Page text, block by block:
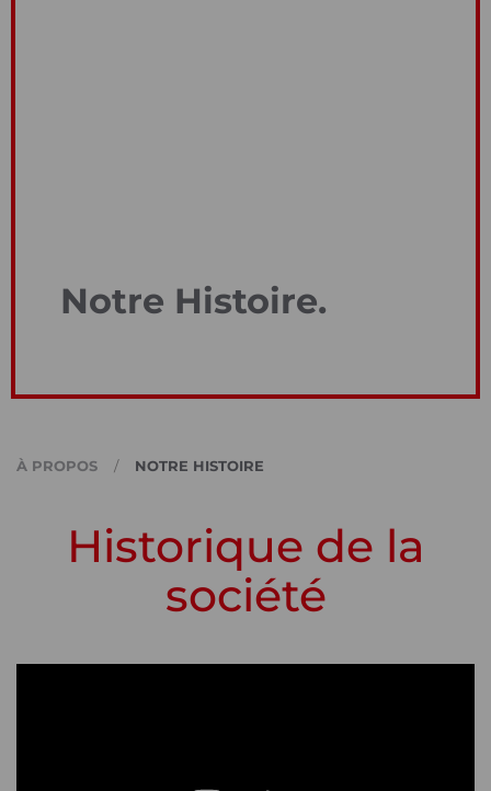
Notre Histoire.
À PROPOS NOTRE HISTOIRE
Historique de la
société